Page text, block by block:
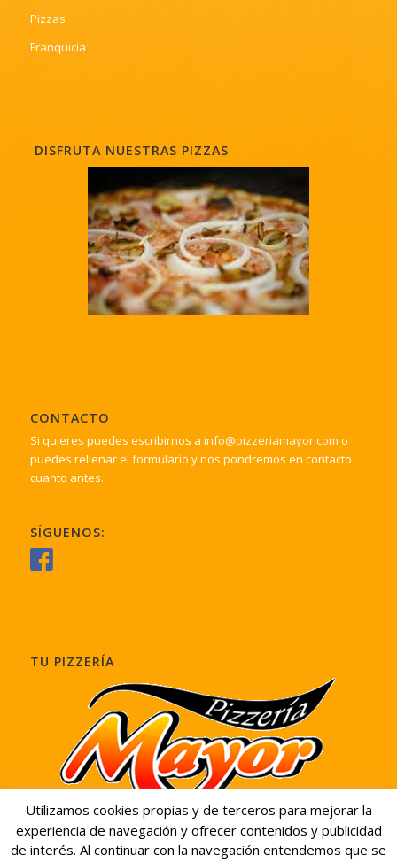
Pizzas
Franquicia
DISFRUTA NUESTRAS PIZZAS
CONTACTO
Si quieres puedes escribirnos a info@pizzeriamayor.com o
puedes rellenar el formulario y nos pondremos en contacto
cuanto antes.
SÍGUENOS:
TU PIZZERÍA
Utilizamos cookies propias y de terceros para mejorar la
experiencia de navegación y ofrecer contenidos y publicidad
de interés. Al continuar con la navegación entendemos que se